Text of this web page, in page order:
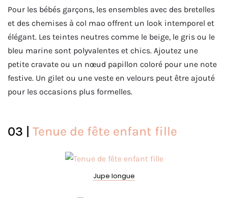
Pour les bébés garçons, les ensembles avec des bretelles
et des chemises à col mao offrent un look intemporel et
élégant. Les teintes neutres comme le beige, le gris ou le
bleu marine sont polyvalentes et chics. Ajoutez une
petite cravate ou un nœud papillon coloré pour une note
festive. Un gilet ou une veste en velours peut être ajouté
pour les occasions plus formelles.
03 | Tenue de fête enfant fille
Jupe longue